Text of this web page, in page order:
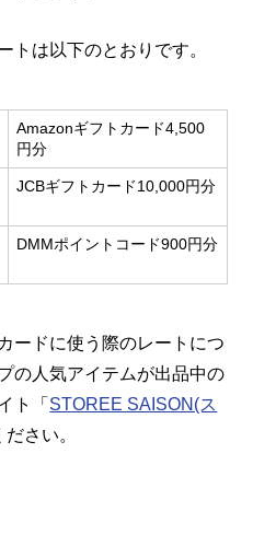
トは以下のとおりです。
Amazonギフトカード4,500
円分
JCBギフトカード10,000円分
DMMポイントコード900円分
ードに使う際のレートにつ
の人気アイテムが出品中の
ト「 STOREE SAISON(ス
さい。